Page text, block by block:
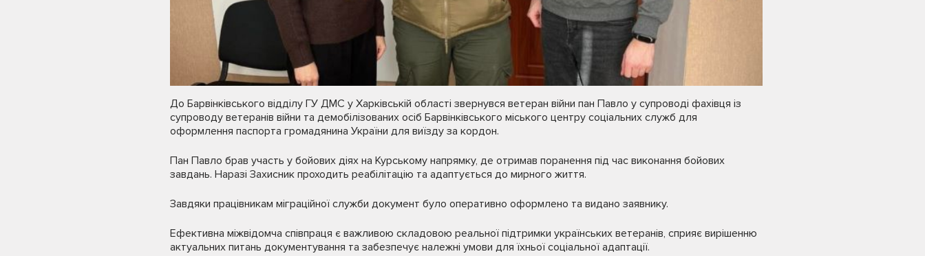
До Барвінківського відділу ГУ ДМС у Харківській області звернувся ветеран війни пан Павло у супроводі фахівця із
супроводу ветеранів війни та демобілізованих осіб Барвінківського міського центру соціальних служб для
оформлення паспорта громадянина України для виїзду за кордон.
Пан Павло брав участь у бойових діях на Курському напрямку, де отримав поранення під час виконання бойових
завдань. Наразі Захисник проходить реабілітацію та адаптується до мирного життя.
Завдяки працівникам міграційної служби документ було оперативно оформлено та видано заявнику.
Ефективна міжвідомча співпраця є важливою складовою реальної підтримки українських ветеранів, сприяє вирішенню
актуальних питань документування та забезпечує належні умови для їхньої соціальної адаптації.